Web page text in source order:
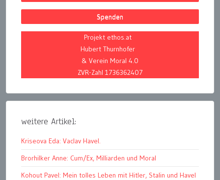
Spenden
Projekt ethos.at
Hubert Thurnhofer
& Verein Moral 4.0
ZVR-Zahl 1736362407
weitere Artikel:
Kriseova Eda: Vaclav Havel.
Brorhilker Anne: Cum/Ex, Milliarden und Moral
Kohout Pavel: Mein tolles Leben mit Hitler, Stalin und Havel